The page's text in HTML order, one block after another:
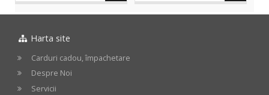
in in
Harta site
Carduri cadou, împachetare
Despre Noi
Servicii